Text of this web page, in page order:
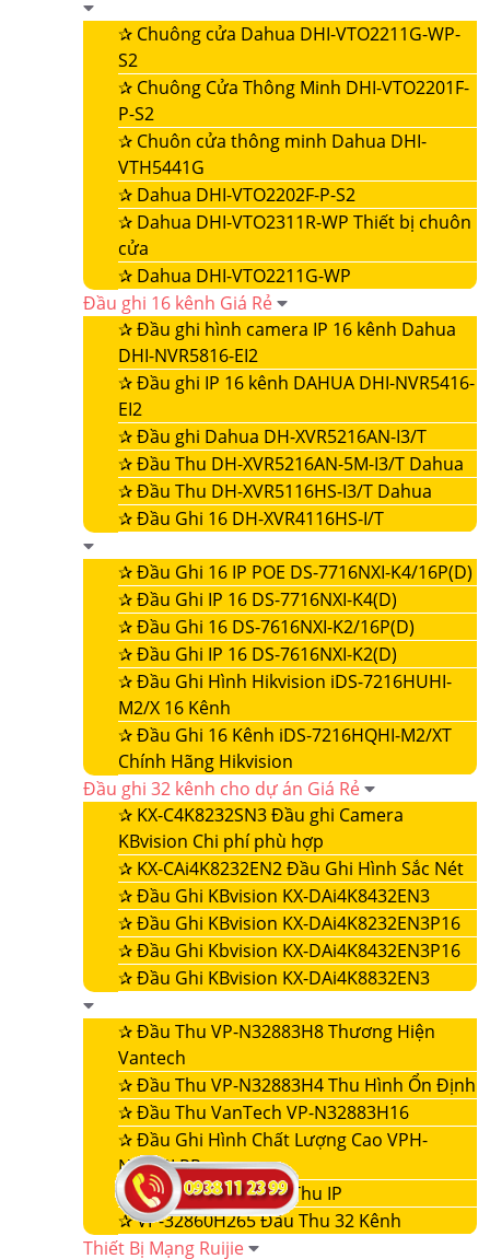
✰ Chuông cửa Dahua DHI-VTO2211G-WP-
S2
✰ Chuông Cửa Thông Minh DHI-VTO2201F-
P-S2
✰ Chuôn cửa thông minh Dahua DHI-
VTH5441G
✰ Dahua DHI-VTO2202F-P-S2
✰ Dahua DHI-VTO2311R-WP Thiết bị chuôn
cửa
✰ Dahua DHI-VTO2211G-WP
Đầu ghi 16 kênh Giá Rẻ
✰Đầu ghi hình camera IP 16 kênh Dahua
DHI-NVR5816-EI2
✰Đầu ghi IP 16 kênh DAHUA DHI-NVR5416-
EI2
✰Đầu ghi Dahua DH-XVR5216AN-I3/T
✰Đầu Thu DH-XVR5216AN-5M-I3/T Dahua
✰Đầu Thu DH-XVR5116HS-I3/T Dahua
✰Đầu Ghi 16 DH-XVR4116HS-I/T
✰Đầu Ghi 16 IP POE DS-7716NXI-K4/16P(D)
✰Đầu Ghi IP 16 DS-7716NXI-K4(D)
✰Đầu Ghi 16 DS-7616NXI-K2/16P(D)
✰Đầu Ghi IP 16 DS-7616NXI-K2(D)
✰Đầu Ghi Hình Hikvision iDS-7216HUHI-
M2/X 16 Kênh
✰Đầu Ghi 16 Kênh iDS-7216HQHI-M2/XT
Chính Hãng Hikvision
Đầu ghi 32 kênh cho dự án Giá Rẻ
✰ KX-C4K8232SN3 Đầu ghi Camera
KBvision Chi phí phù hợp
✰ KX-CAi4K8232EN2 Đầu Ghi Hình Sắc Nét
✰Đầu Ghi KBvision KX-DAi4K8432EN3
✰Đầu Ghi KBvision KX-DAi4K8232EN3P16
✰Đầu Ghi Kbvision KX-DAi4K8432EN3P16
✰Đầu Ghi KBvision KX-DAi4K8832EN3
✰Đầu Thu VP-N32883H8 Thương Hiện
Vantech
✰Đầu Thu VP-N32883H4 Thu Hình Ổn Định
✰Đầu Thu VanTech VP-N32883H16
✰Đầu Ghi Hình Chất Lượng Cao VPH-
N4432LPR
✰ VP-32860NVR Đầu Thu IP
✰VP-32860H265 Đầu Thu 32 Kênh
Thiết Bị Mạng Ruijie